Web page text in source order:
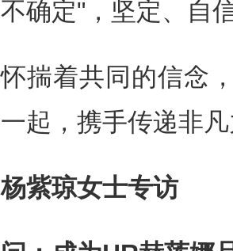
不确定"，坚定、自
怀揣着共同的信念
一起，携手传递非
杨紫琼女士专访